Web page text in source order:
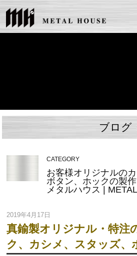
ブログ
CATEGORY
お客様オリジナルの
ボタン、ホックの製
メタルハウス |
2019年4月17日
真鍮製オリジナル・特注
ク、カシメ、スタッズ、